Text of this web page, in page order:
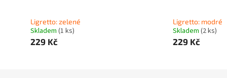
Ligretto: zelené
Skladem (1 ks)
229 Kč
Ligretto: modré
Skladem (2 ks)
229 Kč